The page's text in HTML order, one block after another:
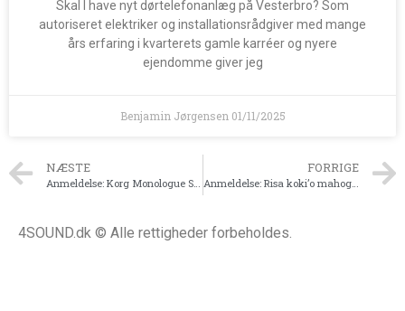
Skal I have nyt dørtelefonanlæg på Vesterbro? Som
autoriseret elektriker og installationsrådgiver med mange
års erfaring i kvarterets gamle karréer og nyere
ejendomme giver jeg
Benjamin Jørgensen 01/11/2025
NÆSTE
Anmeldelse: Korg Monologue Synthesizer
FORRIGE
Anmeldelse: Risa koki’o mahogany concert ukulele
4SOUND.dk © Alle rettigheder forbeholdes.